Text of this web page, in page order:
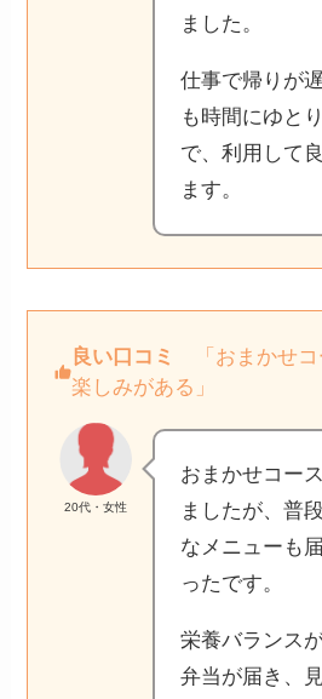
ました。
仕事で帰りが
も時間にゆと
で、利用して
ます。
良い口コミ
「おまかせコ
楽しみがある」
20代・女性
おまかせコー
ましたが、普
なメニューも
ったです。
栄養バランス
弁当が届き、